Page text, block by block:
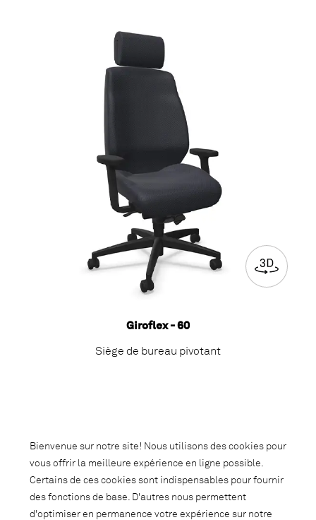
Giroflex - 60
Siège de bureau pivotant
Bienvenue sur notre site! Nous utilisons des cookies pour
vous offrir la meilleure expérience en ligne possible.
Certains de ces cookies sont indispensables pour fournir
des fonctions de base. D'autres nous permettent
d'optimiser en permanence votre expérience sur notre